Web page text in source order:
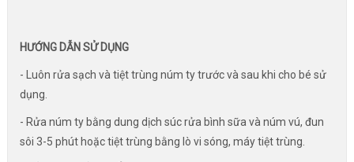
HƯỚNG DẪN SỬ DỤNG
- Luôn rửa sạch và tiệt trùng núm ty trước và sau khi cho bé sử
dụng.
- Rửa núm ty bằng dung dịch súc rửa bình sữa và núm vú, đun
sôi 3-5 phút hoặc tiệt trùng bằng lò vi sóng, máy tiệt trùng.